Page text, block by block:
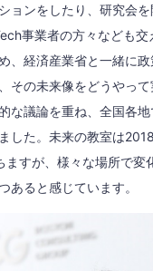
ョンをしたり、研究会
事業者の方々なども交
、経済産業省と一緒に政
その未来像をどうやって
な議論を重ね、全国各
した。未来の教室は
ますが、様々な場所で変
あると感じています。